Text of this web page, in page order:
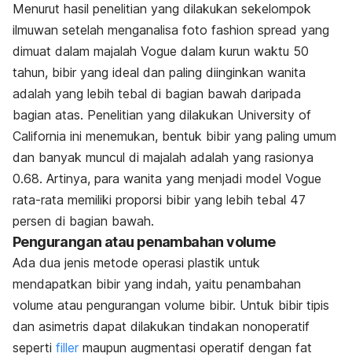
Menurut hasil penelitian yang dilakukan sekelompok
ilmuwan setelah menganalisa foto fashion spread yang
dimuat dalam majalah Vogue dalam kurun waktu 50
tahun, bibir yang ideal dan paling diinginkan wanita
adalah yang lebih tebal di bagian bawah daripada
bagian atas. Penelitian yang dilakukan University of
California ini menemukan, bentuk bibir yang paling umum
dan banyak muncul di majalah adalah yang rasionya
0.68. Artinya, para wanita yang menjadi model Vogue
rata-rata memiliki proporsi bibir yang lebih tebal 47
persen di bagian bawah.
Pengurangan atau penambahan volume
Ada dua jenis metode operasi plastik untuk
mendapatkan bibir yang indah, yaitu penambahan
volume atau pengurangan volume bibir. Untuk bibir tipis
dan asimetris dapat dilakukan tindakan nonoperatif
seperti filler maupun augmentasi operatif dengan fat